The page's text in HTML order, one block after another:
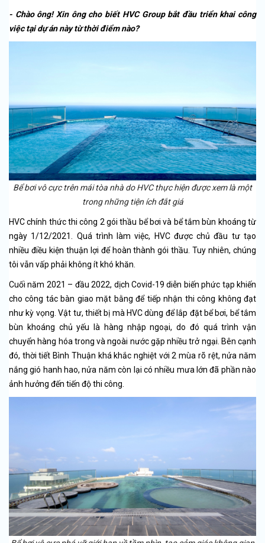
- Chào ông! Xin ông cho biết HVC Group bắt đầu triển khai công
việc tại dự án này từ thời điểm nào?
Bể bơi vô cực trên mái tòa nhà do HVC thực hiện được xem là một
trong những tiện ích đắt giá
HVC chính thức thi công 2 gói thầu bể bơi và bể tắm bùn khoáng từ
ngày 1/12/2021. Quá trình làm việc, HVC được chủ đầu tư tạo
nhiều điều kiện thuận lợi để hoàn thành gói thầu. Tuy nhiên, chúng
tôi vẫn vấp phải không ít khó khăn.
Cuối năm 2021 – đầu 2022, dịch Covid-19 diễn biến phức tạp khiến
cho công tác bàn giao mặt bằng để tiếp nhận thi công không đạt
như kỳ vọng. Vật tư, thiết bị mà HVC dùng để lắp đặt bể bơi, bể tắm
bùn khoáng chủ yếu là hàng nhập ngoại, do đó quá trình vận
chuyển hàng hóa trong và ngoài nước gặp nhiều trở ngại. Bên cạnh
đó, thời tiết Bình Thuận khá khắc nghiệt với 2 mùa rõ rệt, nửa năm
nắng gió hanh hao, nửa năm còn lại có nhiều mưa lớn đã phần nào
ảnh hưởng đến tiến độ thi công.